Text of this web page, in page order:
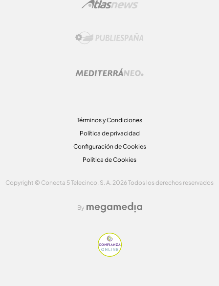
Términos y Condiciones
Política de privacidad
Configuración de Cookies
Política de Cookies
Copyright © Conecta 5 Telecinco, S. A. 2026 Todos los derechos reservados
By